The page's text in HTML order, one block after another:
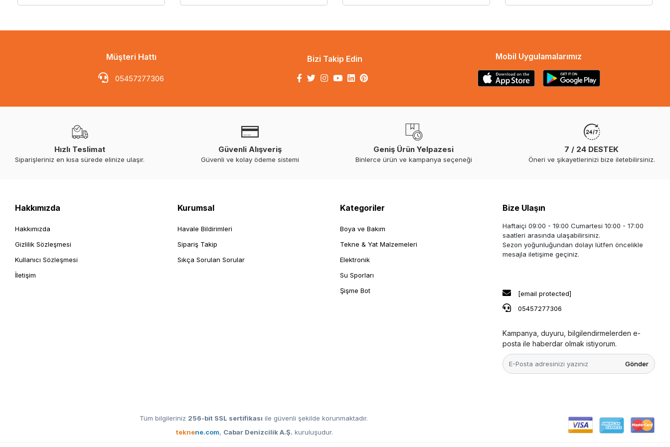
Müşteri Hattı
05457277306
Bizi Takip Edin Mobil Uygulamalarımız
Hızlı Teslimat
Siparişleriniz en kısa sürede elinize ulaşır.
Güvenli Alışveriş
Güvenli ve kolay ödeme sistemi
Geniş Ürün Yelpazesi
Binlerce ürün ve kampanya seçeneği
7 / 24 DESTEK
Öneri ve şikayetlerinizi bize iletebilirsiniz.
Hakkımızda
Hakkımızda
Gizlilik Sözleşmesi
Kullanıcı Sözleşmesi
İletişim
Kurumsal
Havale Bildirimleri
Sipariş Takip
Sıkça Sorulan Sorular
Kategoriler
Boya ve Bakım
Tekne & Yat Malzemeleri
Elektronik
Su Sporları
Şişme Bot
Bize Ulaşın
Haftaiçi 09:00 - 19:00 Cumartesi 10:00 - 17:00
saatleri arasında ulaşabilirsiniz.
Sezon yoğunluğundan dolayı lütfen öncelikle
mesajla iletişime geçiniz.
[email protected]
05457277306
Kampanya, duyuru, bilgilendirmelerden e-
posta ile haberdar olmak istiyorum.
Gönder
Tüm bilgileriniz 256-bit SSL sertifikası ile güvenli şekilde korunmaktadır.
teknene.com, Cabar Denizcilik A.Ş. kuruluşudur.